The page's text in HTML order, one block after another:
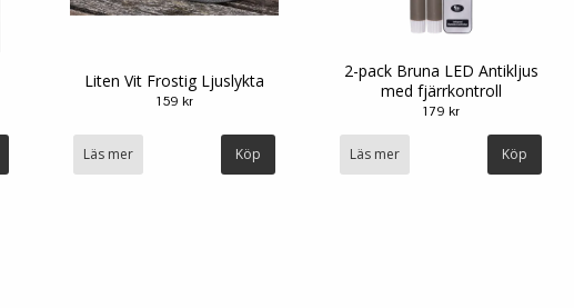
Liten Vit Frostig Ljuslykta
159 kr
Läs mer
2-pack Bruna LED Antikljus
med fjärrkontroll
179 kr
Läs mer